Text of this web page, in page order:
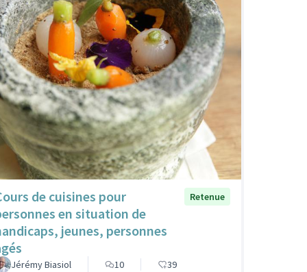
de cuisines pour
en situation de
jeunes, personnes
Retenue
Jérémy Biasiol 10 39